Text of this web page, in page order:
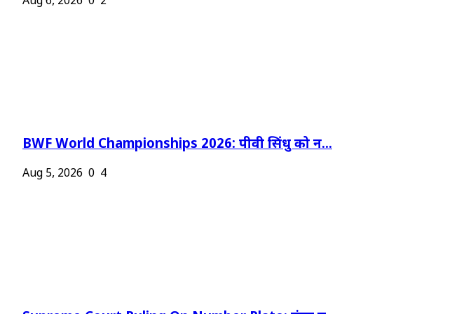
BWF World Championships 2026: पीवी सिंधु को न...
Aug 5, 2026 0 4